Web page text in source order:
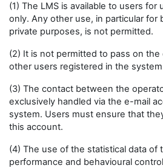
(1) The LMS is available to users for
only. Any other use, in particular for
private purposes, is not permitted.
(2) It is not permitted to pass on
other users registered in the
(3) The contact between the
exclusively handled via the e-mail
system. Users must ensure that
this account.
(4) The use of the statistical data of
performance and behavioural